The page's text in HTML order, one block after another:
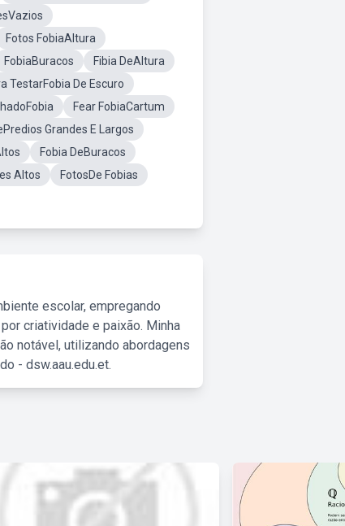
Fotos FobiaAltura
FobiaBuracos
Fibia DeAltura
TestarFobia De Escuro
Fear FobiaCartum
Grandes E Largos
Fobia DeBuracos
Altos
FotosDe Fobias
escolar, empregando
criatividade e paixão. Minha
notável, utilizando abordagens
- dsw.aau.edu.et.